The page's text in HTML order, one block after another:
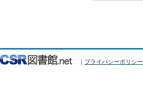
｜ プライバシーポリシー